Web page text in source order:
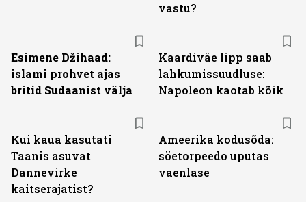
vastu?
Esimene Džihaad:
islami prohvet ajas
britid Sudaanist välja
Kaardiväe lipp saab
lahkumissuudluse:
Napoleon kaotab kõik
Kui kaua kasutati
Taanis asuvat
Dannevirke
kaitserajatist?
Ameerika kodusõda:
söetorpeedo uputas
vaenlase